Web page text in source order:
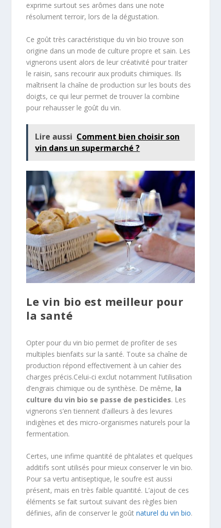
exprime surtout ses arômes dans une note
résolument terroir, lors de la dégustation.
Ce goût très caractéristique du vin bio trouve son
origine dans un mode de culture propre et sain. Les
vignerons usent alors de leur créativité pour traiter
le raisin, sans recourir aux produits chimiques. Ils
maîtrisent la chaîne de production sur les bouts des
doigts, ce qui leur permet de trouver la combine
pour rehausser le goût du vin.
Lire aussi Comment bien choisir son
vin dans un supermarché ?
Le vin bio est meilleur pour
la santé
Opter pour du vin bio permet de profiter de ses
multiples bienfaits sur la santé. Toute sa chaîne de
production répond effectivement à un cahier des
charges précis.Celui-ci exclut notamment l’utilisation
d’engrais chimique ou de synthèse. De même, la
culture du vin bio se passe de pesticides. Les
vignerons s’en tiennent d’ailleurs à des levures
indigènes et des micro-organismes naturels pour la
fermentation.
Certes, une infime quantité de phtalates et quelques
additifs sont utilisés pour mieux conserver le vin bio.
Pour sa vertu antiseptique, le soufre est aussi
présent, mais en très faible quantité. L’ajout de ces
éléments se fait surtout suivant des règles bien
définies, afin de conserver le goûtnaturel du vin bio.